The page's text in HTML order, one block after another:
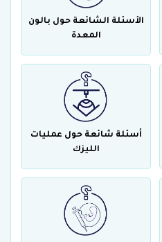
الأسئلة الشائعة حول بالون
المعدة
أسئلة شائعة حول عمليات
الليزك